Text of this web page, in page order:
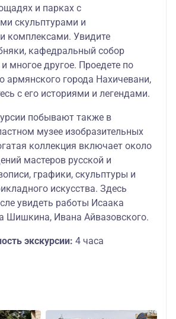
и парках с
скульптурами и
комплексами. Увидите
кафедральный собор
многое другое. Проедете по
армянского города Нахичевани,
с его историями и легендами.
побывают также в
музее изобразительных
коллекция включает около
мастеров русской и
графики, скульптуры и
искусства. Здесь
увидеть работы Исаака
Шишкина, Ивана Айвазовского.
экскурсии: 4 часа